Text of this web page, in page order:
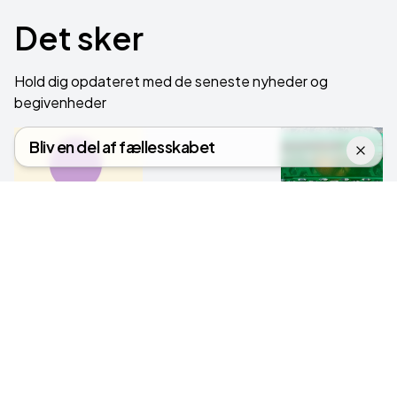
Bliv en del af fællesskabet
Det sker
Hold dig opdateret med de seneste nyheder og
begivenheder